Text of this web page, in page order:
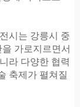
시는 강릉시 중
가로지르면서
라 다양한 협력
축제가 펼쳐질